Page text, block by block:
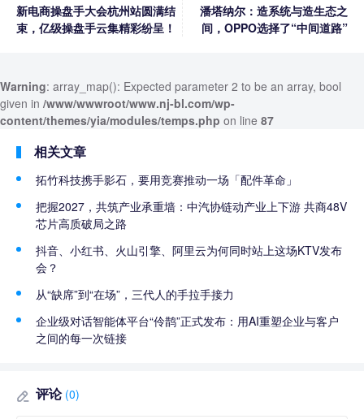
新电商操盘手大会杭州站圆满结
束，亿级操盘手云集精彩纷呈！
潘塔纳尔：造系统与造生态之
间，OPPO选择了“中间道路”
Warning: array_map(): Expected parameter 2 to be an array, bool
given in /www/wwwroot/www.nj-bl.com/wp-
content/themes/yia/modules/temps.php on line 87
相关文章
拓竹科技携手影石，要用竞赛推动一场「配件革命」
把握2027，共筑产业承重墙：中汽协链动产业上下游 共商48V
芯片高质破局之路
抖音、小红书、火山引擎、阿里云为何同时站上这场KTV发布
会？
从“缺席”到“在场”，三代人的手拉手接力
企业级对话智能体平台“伶鹊”正式发布：用AI重塑企业与客户
之间的每一次链接
评论 (0)